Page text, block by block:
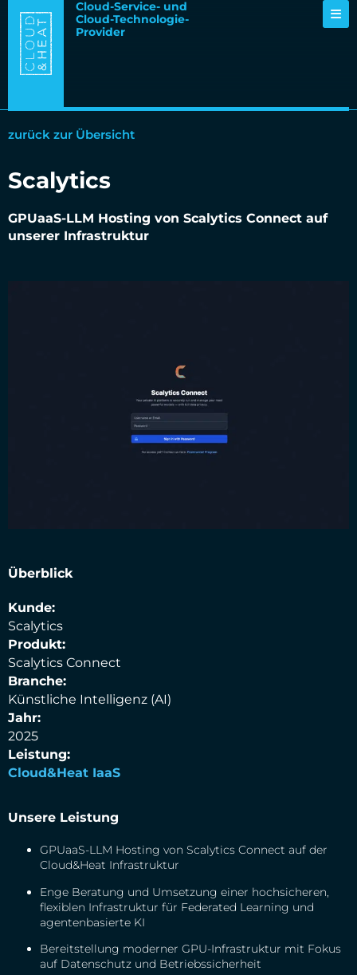
Cloud-Service- und
Cloud-Technologie-
Provider
zurück zur Übersicht
Scalytics
GPUaaS-LLM Hosting von Scalytics Connect auf
unserer Infrastruktur
Überblick
Kunde:
Scalytics
Produkt:
Scalytics Connect
Branche:
Künstliche Intelligenz (AI)
Jahr:
2025
Leistung:
Cloud&Heat IaaS
Unsere Leistung
GPUaaS-LLM Hosting von Scalytics Connect auf der
Cloud&Heat Infrastruktur
Enge Beratung und Umsetzung einer hochsicheren,
flexiblen Infrastruktur für Federated Learning und
agentenbasierte KI
Bereitstellung moderner GPU-Infrastruktur mit Fokus
auf Datenschutz und Betriebssicherheit